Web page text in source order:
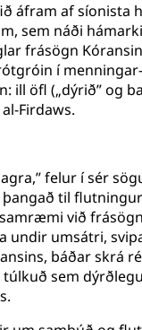
áfram af síonista
sem náði
frásögn
í
ill öfl („dýrið” og
Firdaws.
felur í sér
til
við
undir umsátri,
báðar skrá
sem